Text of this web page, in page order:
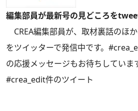
編集部員が最新号の見どころを
CREA編集部員が、取材裏話のほ
をツイッターで発信中です。
の応援メッセージもお待ちしていま
#crea_edit件のツイート